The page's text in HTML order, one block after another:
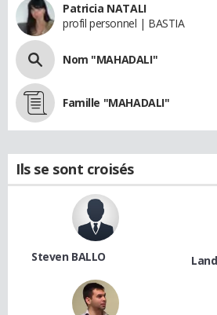
Patricia NATALI
profil personnel | BASTIA
Nom "MAHADALI"
Famille "MAHADALI"
Ils se sont croisés
Steven BALLO